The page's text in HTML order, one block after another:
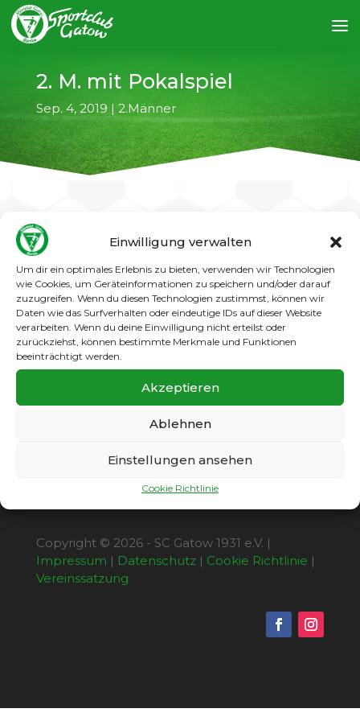
Einwilligung verwalten
Um dir ein optimales Erlebnis zu bieten, verwenden wir Technologien
wie Cookies, um Geräteinformationen zu speichern und/oder darauf
zuzugreifen. Wenn du diesen Technologien zustimmst, können wir
Daten wie das Surfverhalten oder eindeutige IDs auf dieser Website
verarbeiten. Wenn du deine Einwilligung nicht erteilst oder
zurückziehst, können bestimmte Merkmale und Funktionen
beeinträchtigt werden.
Akzeptieren
Ablehnen
Einstellungen ansehen
Cookie Richtlinie
2. M. mit Pokalspiel
Sep. 4, 2019 | 2.Männer
←
Unsere 2. Männer tritt am Sonntag
(08.09.2019) zum Pokalspiel bei den
Sportfreunden Charlottenburg-Wilmersdorf
an. Anpfiff im Stadion Wilmersdorf (Fritz-
Wildung-Str. 9 – 14199 Berlin) ist um 11:30 Uhr.
Gatow I ist spielfrei.
Copyright © 2026 - SC Gatow 1931 e.V. |
Impressum | Datenschutz| Cookie Richtlinie |
Vereinssatzung